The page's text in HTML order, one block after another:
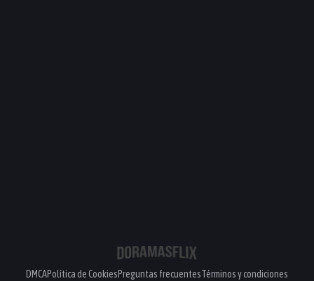
DMCAPolítica de CookiesPreguntas frecuentesTérminos y condiciones